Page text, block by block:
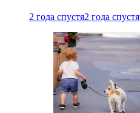
2 года спустя2 года спустя